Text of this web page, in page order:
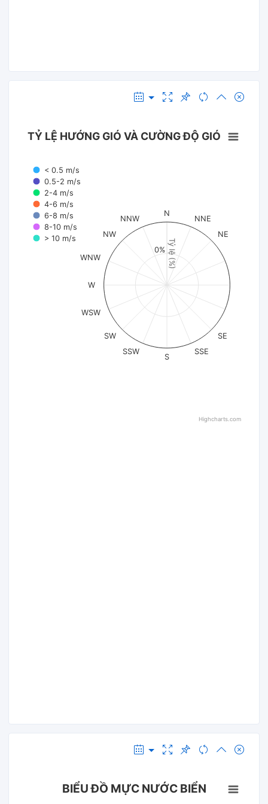
Tỷ lệ (%)
TỶ LỆ HƯỚNG GIÓ VÀ CƯỜNG ĐỘ GIÓ
< 0.5 m/s
0.5-2 m/s
2-4 m/s
4-6 m/s
6-8 m/s
8-10 m/s
> 10 m/s
N
NNE
NE
SE
SSE
S
SSW
SW
WSW
W
WNW
NW
NNW
0%
Highcharts.com
BIỂU ĐỒ MỰC NƯỚC BIỂN